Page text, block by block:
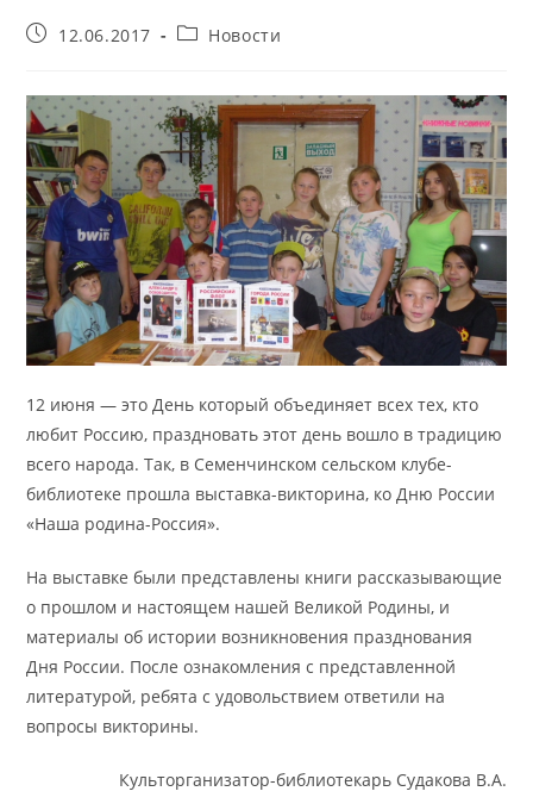
Запись12.06.2017
Рубрика
Новости
12 июня — это День который объединяет всех тех, кто
любит Россию, праздновать этот день вошло в традицию
всего народа. Так, в Семенчинском сельском клубе-
библиотеке прошла выставка-викторина, ко Дню России
«Наша родина-Россия».
На выставке были представлены книги рассказывающие
о прошлом и настоящем нашей Великой Родины, и
материалы об истории возникновения празднования
Дня России. После ознакомления с представленной
литературой, ребята с удовольствием ответили на
вопросы викторины.
Культорганизатор-библиотекарь Судакова В.А.